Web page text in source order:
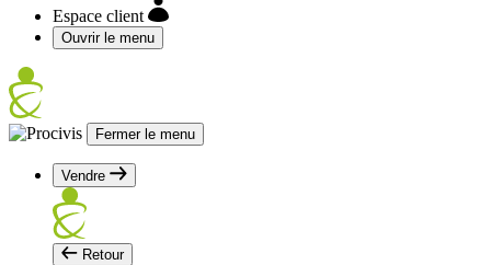
Espace client
Ouvrir le menu
Fermer le menu
Vendre
Retour